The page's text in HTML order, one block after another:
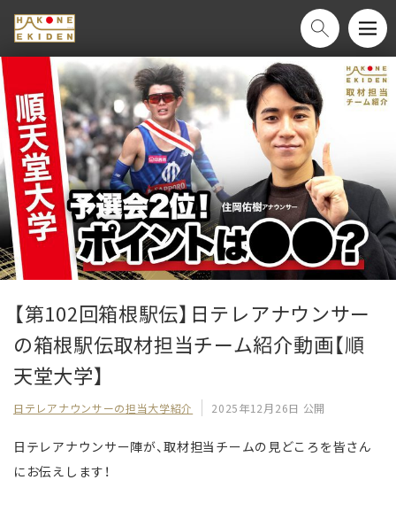
【第102回箱根駅伝】日テレアナウンサー
の箱根駅伝取材担当チーム紹介動画【順
天堂大学】
日テレアナウンサーの担当大学紹介 2025年12月26日 公開
日テレアナウンサー陣が、取材担当チームの見どころを皆さん
にお伝えします！